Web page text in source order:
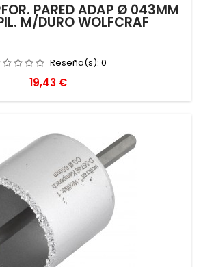
PARED ADAP Ø 043MM
M/DURO WOLFCRAF
Reseña(s): 0
Precio
19,43 €